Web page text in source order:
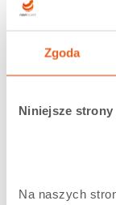
Zgoda
Niniejsze
Na naszych